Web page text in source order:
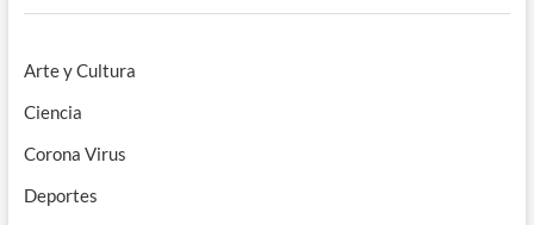
Arte y Cultura
Ciencia
Corona Virus
Deportes